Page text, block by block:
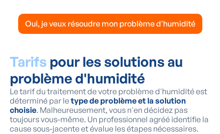
Oui, je veux résoudre mon problème d'humidité
Tarifs pour les solutions au
problème d'humidité
Le tarif du traitement de votre problème d'humidité est
déterminé par letype de problème et la solution
choisie. Malheureusement, vous n'en décidez pas
toujours vous-même. Un professionnel agréé identifie la
cause sous-jacente et évalue les étapes nécessaires.